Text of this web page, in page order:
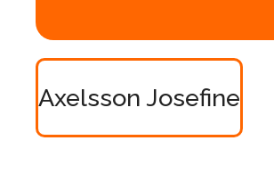
Axelsson Josefine